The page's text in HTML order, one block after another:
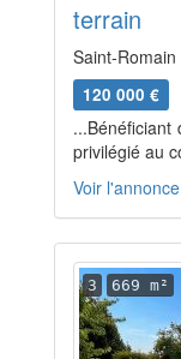
terrain
Saint-
120 000 €
...Bénéficiant
privilégié au
Voir l'annonce
3 669 m²